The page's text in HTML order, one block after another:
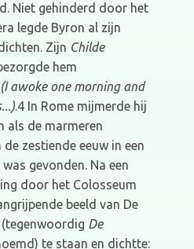
Niet gehinderd door het
legde Byron al zijn
Zijn Childe
hem
(I awoke one morning and
.4 In Rome mijmerde hij
als de marmeren
zestiende eeuw in een
gevonden. Na een
door het Colosseum
beeld van De
De
te staan en dichtte: